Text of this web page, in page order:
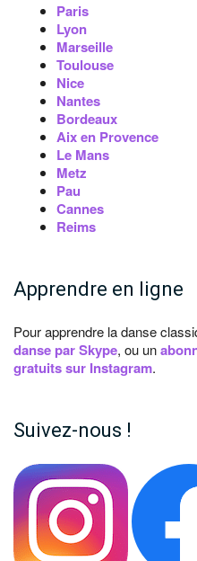
Paris
Lyon
Marseille
Toulouse
Nice
Nantes
Bordeaux
Aix en Provence
Le Mans
Metz
Pau
Cannes
Reims
Apprendre en ligne
Pour apprendre la danse
danse par Skype, ou un
gratuits sur Instagram.
Suivez-nous !